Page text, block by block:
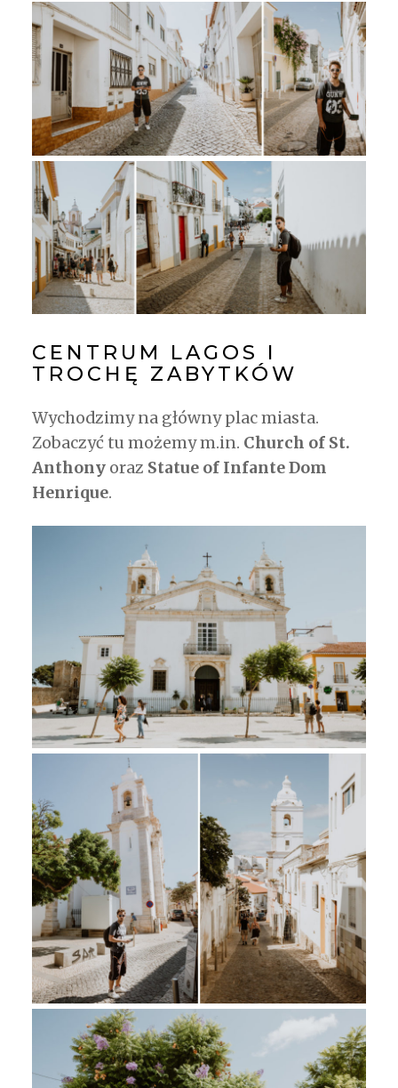
CENTRUM LAGOS I
TROCHĘ ZABYTKÓW
Wychodzimy na główny plac miasta.
Zobaczyć tu możemy m.in. Church of St.
Anthony oraz Statue of Infante Dom
Henrique.